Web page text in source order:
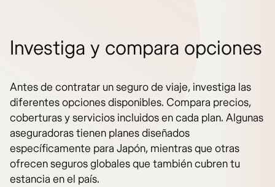
Investiga y compara opciones
Antes de contratar un seguro de viaje, investiga las
diferentes opciones disponibles. Compara precios,
coberturas y servicios incluidos en cada plan. Algunas
aseguradoras tienen planes diseñados
específicamente para Japón, mientras que otras
ofrecen seguros globales que también cubren tu
estancia en el país.